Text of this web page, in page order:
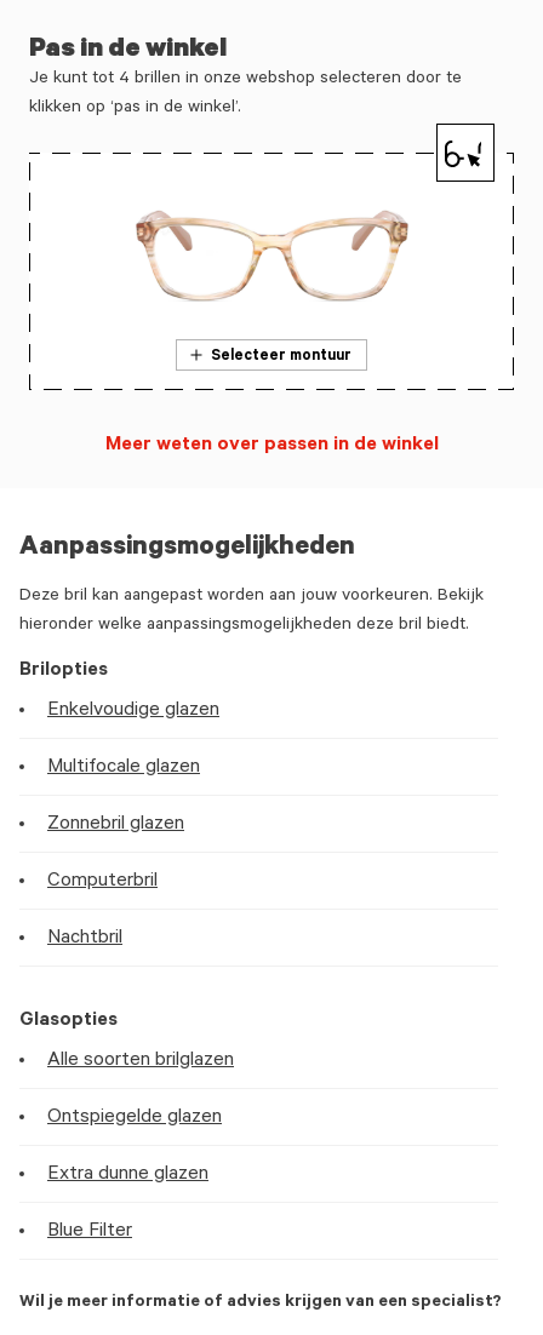
Aanpassingsmogelijkheden
Deze bril kan aangepast worden aan jouw voorkeuren. Bekijk
hieronder welke aanpassingsmogelijkheden deze bril biedt.
Brilopties
Enkelvoudige glazen
Multifocale glazen
Zonnebril glazen
Computerbril
Nachtbril
Glasopties
Alle soorten brilglazen
Ontspiegelde glazen
Extra dunne glazen
Blue Filter
Wil je meer informatie of advies krijgen van een specialist?
Pas in de winkel
Je kunt tot 4 brillen in onze webshop selecteren door te
klikken op ‘pas in de winkel’.
Selecteer montuur
Meer weten over passen in de winkel